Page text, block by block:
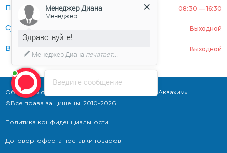
Пятница: 08:30 — 16:30
Суббота: Выходной
Воскресенье: Выходной
Общество с ограниченной ответственностью «Аквахим»
©Все права защищены. 2010-2026
Политика конфиденциальности
Договор-оферта поставки товаров
Введите сообщение
Менеджер Диана
Менеджер
Здравствуйте!
Менеджер Диана печатает...